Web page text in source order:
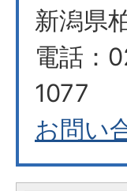
新潟県
電話：
1077
お問い